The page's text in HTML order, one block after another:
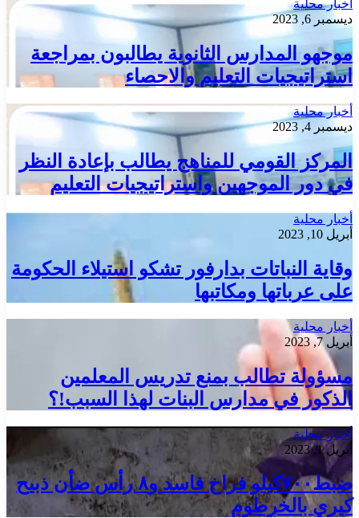
أخبار محلية
ديسمبر 6, 2023
موجهو المدارس الثانوية يطالبون بمراجعة
استراتيجيات التعليم والاحصاء
أخبار محلية
ديسمبر 4, 2023
المركز القومي للمناهج يطالب بإعادة النظر
في دور الموجهين واستراتيجيات التعليم
أخبار محلية
أبريل 10, 2023
وقاية النباتات بدارفور تشكو استيلاء الحكومة
على عرباتها ومكاتبها
أخبار محلية
أبريل 7, 2023
مسؤولة تطالب بمنع تدريس المعلمين
الذكور في مدارس البنات لهذا السبب!؟
أخبار محلية
أبريل 1, 2023
ضبط٧٠٠كيلو فراخ فاسد و٨ رأس ضأن ذبيح
كيري بالخرطوم